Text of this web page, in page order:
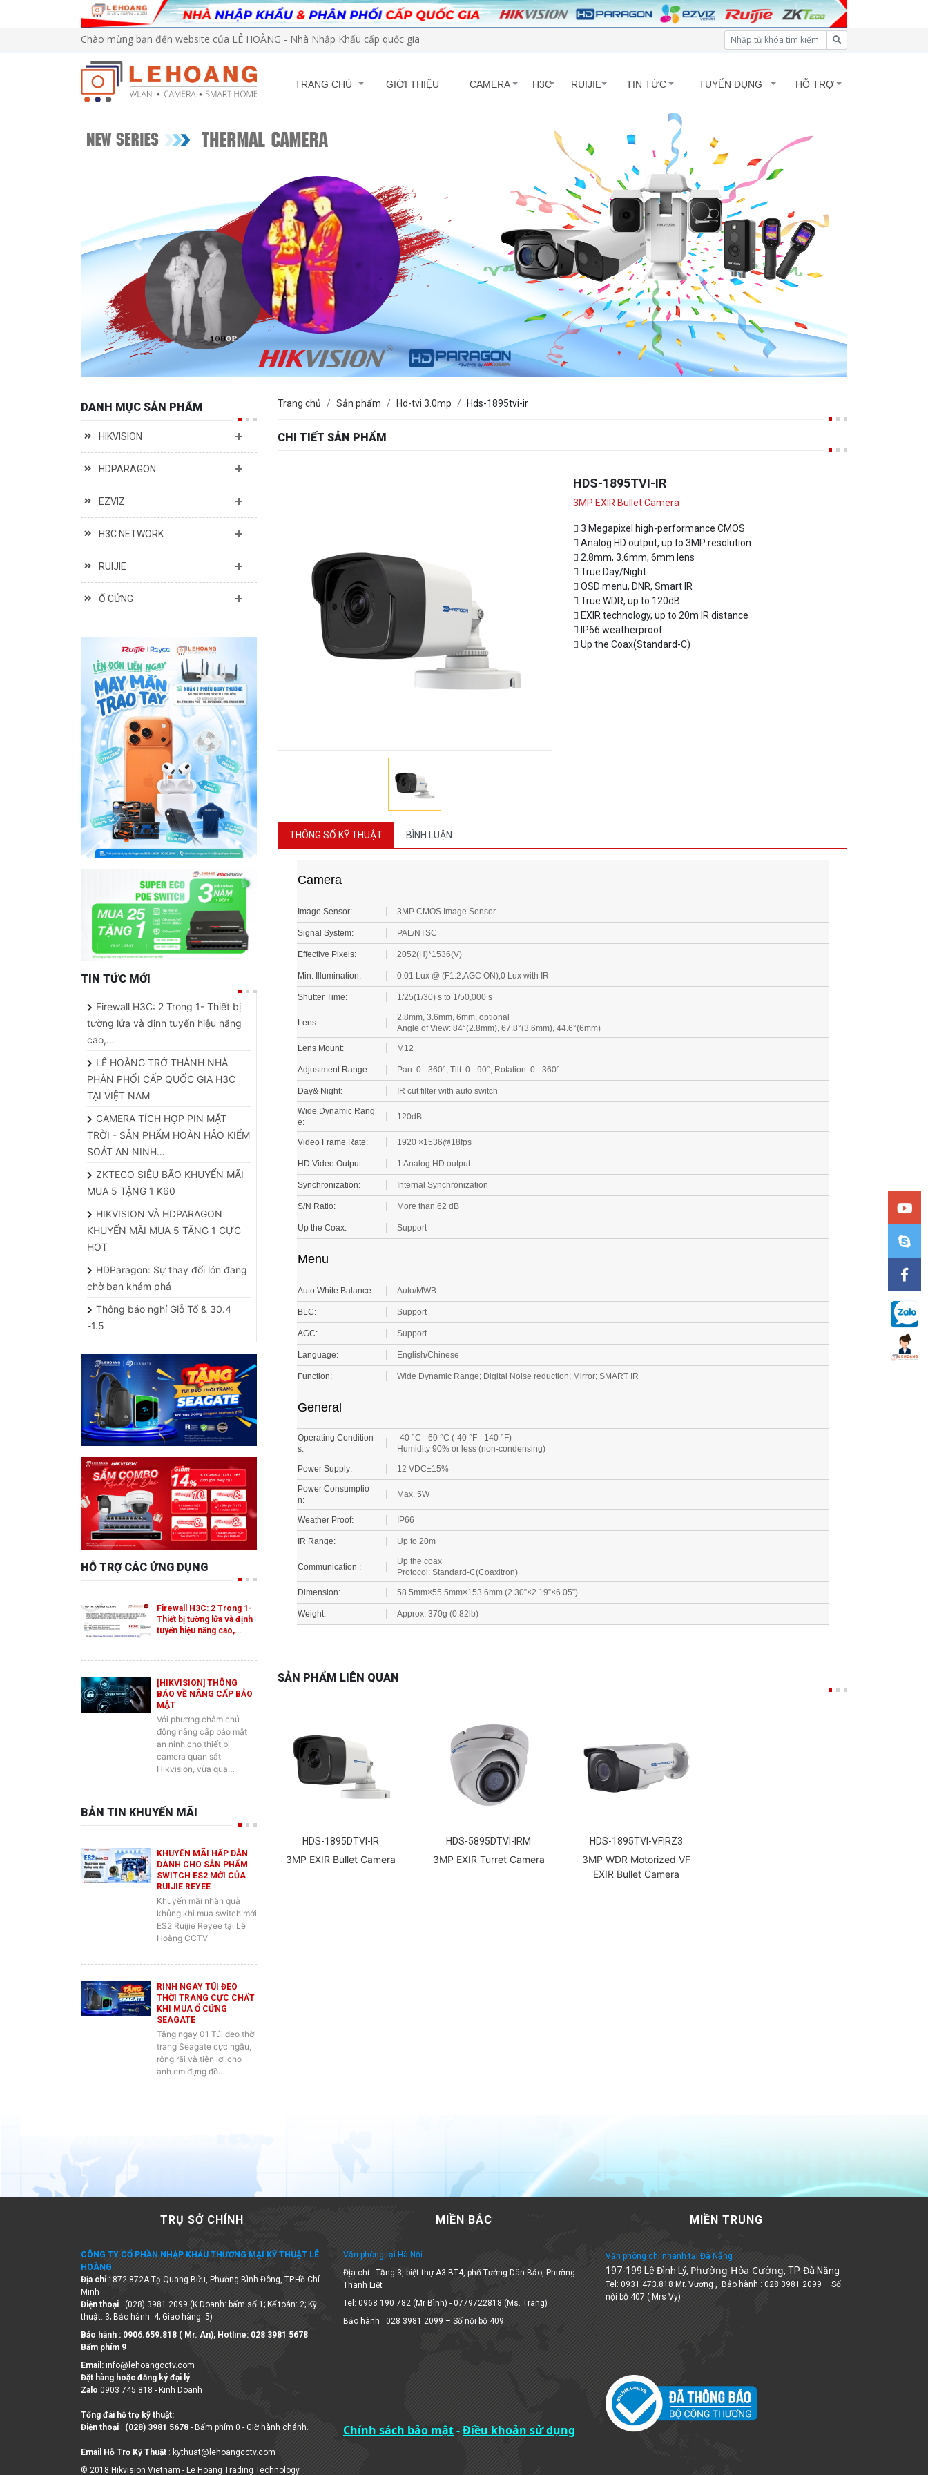
Chào mừng bạn đến website của LÊ HOÀNG - Nhà Nhập Khẩu cấp quốc gia
TRANG CHỦ GIỚI THIỆU CAMERA H3C RUIJIE TIN TỨC TUYỂN DỤNG HỖ TRỢ
Trang chủ Sản phẩm Hd-tvi 3.0mp Hds-1895tvi-ir
3MP EXIR Bullet Camera
 3 Megapixel high-performance CMOS
 2.8mm, 3.6mm, 6mm lens
 True Day/Night
 OSD menu, DNR, Smart IR
 True WDR, up to 120dB
 EXIR technology, up to 20m IR distance
 IP66 weatherproof
 Up the Coax(Standard-C)
BÌNH LUẬN
Signal System: PAL/NTSC
Effective Pixels: 2052(H)*1536(V)
Min. Illumination: 0.01 Lux @ (F1.2,AGC ON),0 Lux with IR
Shutter Time: 1/25(1/30) s to 1/50,000 s
Lens:
2.8mm, 3.6mm, 6mm, optional
Lens Mount: M12
Adjustment Range: Pan: 0 - 360°, Tilt: 0 - 90°, Rotation: 0 - 360°
Day& Night: IR cut filter with auto switch
Wide Dynamic Rang
120dB
Video Frame Rate: 1920 ×1536@18fps
HD Video Output: 1 Analog HD output
Synchronization: Internal Synchronization
S/N Ratio: More than 62 dB
Up the Coax: Support
Menu
BLC: Support
AGC: Support
Language: English/Chinese
Function: Wide Dynamic Range; Digital Noise reduction; Mirror; SMART IR
General
Operating Condition
Power Supply: 12 VDC±15%
Power Consumptio
Max. 5W
Weather Proof: IP66
IR Range: Up to 20m
Communication :
Up the coax
Dimension: 58.5mm×55.5mm×153.6mm (2.30”×2.19”×6.05”)
Weight: Approx. 370g (0.82lb)
3MP EXIR Bullet Camera 3MP EXIR Turret Camera
3MP WDR Motorized VF
EXIR Bullet Camera
HIKVISION
TIN TỨC MỚI
Firewall H3C: 2 Trong 1- Thiết bị
tường lửa và định tuyến hiệu năng
LÊ HOÀNG TRỞ THÀNH NHÀ
PHÂN PHỐI CẤP QUỐC GIA H3C
TẠI VIỆT NAM
CAMERA TÍCH HỢP PIN MẶT
TRỜI - SẢN PHẨM HOÀN HẢO KIỂM
SOÁT AN NINH…
ZKTECO SIÊU BÃO KHUYẾN MÃI
MUA 5 TẶNG 1 K60
HIKVISION VÀ HDPARAGON
KHUYẾN MÃI MUA 5 TẶNG 1 CỰC
HDParagon: Sự thay đổi lớn đang
Thông báo nghỉ Giỗ Tổ & 30.4
HỖ TRỢ CÁC ỨNG DỤNG
Firewall H3C: 2 Trong 1-
tuyến hiệu năng cao,…
[HIKVISION] THÔNG
MẬT
Với phương châm chủ
động nâng cấp bảo mật
an ninh cho thiết bị
camera quan sát
Hikvision, vừa qua…
KHUYẾN MÃI HẤP DẪN
SWITCH ES2 MỚI CỦA
RUIJIE REYEE
Khuyến mãi nhận quà
khủng khi mua switch mới
ES2 Ruijie Reyee tại Lê
Hoàng CCTV
RINH NGAY TÚI ĐEO
KHI MUA Ổ CỨNG
SEAGATE
Tặng ngay 01 Túi đeo thời
trang Seagate cực ngầu,
rộng rãi và tiện lợi cho
anh em đựng đồ…
TRỤ SỞ CHÍNH
CÔNG TY CỔ PHẦN NHẬP KHẨU THƯƠNG MẠI KỸ THUẬT LÊ
Địa chỉ: 872-872A Tạ Quang Bửu, Phường Bình Đông, TP.Hồ Chí
Minh
Điện thoại: (028) 3981 2099 (K.Doanh: bấm số 1; Kế toán: 2; Kỹ
thuật: 3; Bảo hành: 4; Giao hàng: 5)
Bảo hành : 0906.659.818 ( Mr. An), Hotline:
028 3981 5678
Bấm phím 9
Email:
info@lehoangcctv.com
Đặt hàng hoặc đăng ký đại lý
Zalo 0903 745 818 - Kinh Doanh
Tổng đài hỗ trợ kỹ thuật:
- Bấm phím 0 - Giờ hành chánh.
Email Hỗ Trợ Kỹ Thuật : kythuat@lehoangcctv.com
© 2018 Hikvision Vietnam - Le Hoang Trading Technology
Company Limited
Số ĐKKD 0306263327 do Sở KHĐT Tp. HCM cấp ngày
MIỀN BẮC
Văn phòng tại Hà Nội
Địa chỉ : Tầng 3, biệt thự A3-BT4, phố Tưởng Dân Bảo, Phường
Thanh Liệt
Tel: 0968 190 782 (Mr Bình) - 0779722818 (Ms. Trang)
Bảo hành : 028 3981 2099 – Số nội bộ 409
Chính sách bảo mật -Điều khoản sử dụng
MIỀN TRUNG
Văn phòng chi nhánh tại Đà Nẵng
197-199 Lê Đình Lý,
Tel: 0931.473.818 Mr. Vương , Bảo hành : 028 3981 2099 – Số
nội bộ 407 ( Mrs Vy)